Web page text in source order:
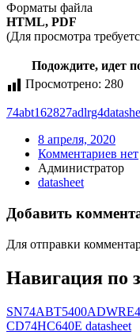
Форматы файла
HTML, PDF
(Для просмотра
Подождите, идет
Просмотрено: 280
74abt162827adlrg4
8 апреля, 2020
Комментариев нет
Администратор
datasheet
Добавить
Для отправки
Навигация по
SN74ABT5400ADWRE4
CD74HC640E datasheet